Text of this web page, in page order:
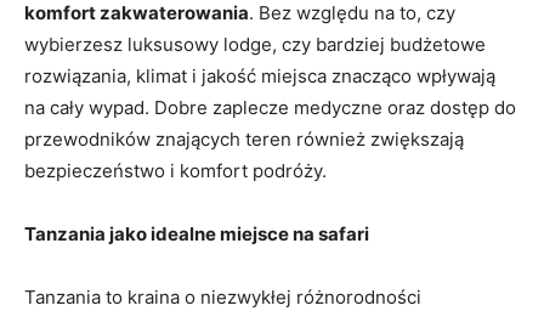
komfort zakwaterowania. Bez względu na ‍to, czy
wybierzesz luksusowy lodge, czy bardziej budżetowe
rozwiązania,⁢ klimat i‌ jakość miejsca znacząco wpływają⁢
na cały wypad. Dobre zaplecze medyczne oraz dostęp do
przewodników znających teren również zwiększają ​
bezpieczeństwo i‍ komfort podróży.
Tanzania jako ⁤idealne miejsce na safari
Tanzania to kraina o niezwykłej różnorodności​